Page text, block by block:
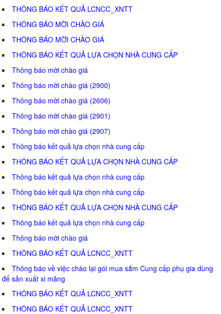
THÔNG BÁO KẾT QUẢ LCNCC_XNTT
THÔNG BÁO MỜI CHÀO GIÁ
THÔNG BÁO MỜI CHÀO GIÁ
THÔNG BÁO KẾT QUẢ LỰA CHỌN NHÀ CUNG CẤP
Thông báo mời chào giá
Thông báo mời chào giá (2900)
Thông báo mời chào giá (2606)
Thông báo mời chào giá (2901)
Thông báo mời chào giá (2907)
Thông báo kết quả lựa chọn nhà cung cấp
THÔNG BÁO KẾT QUẢ LỰA CHỌN NHÀ CUNG CẤP
Thông báo kết quả lựa chọn nhà cung cấp
Thông báo kết quả lựa chọn nhà cung cấp
THÔNG BÁO KẾT QUẢ LỰA CHỌN NHÀ CUNG CẤP
Thông báo kết quả lựa chọn nhà cung cấp
Thông báo mời chào giá
THÔNG BÁO KẾT QUẢ LCNCC_XNTT
Thông báo về việc chào lại gói mua sắm Cung cấp phụ gia dùng
để sản xuất xi măng
THÔNG BÁO KẾT QUẢ LCNCC_XNTT
THÔNG BÁO KẾT QUẢ LCNCC_XNTT